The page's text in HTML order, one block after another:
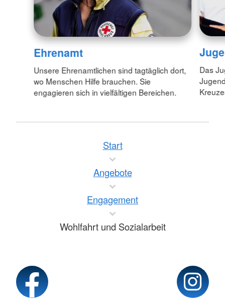
Ehrenamt
Unsere Ehrenamtlichen sind tagtäglich dort,
wo Menschen Hilfe brauchen. Sie
engagieren sich in vielfältigen Bereichen.
Das
Start
Angebote
Engagement
Wohlfahrt und Sozialarbeit